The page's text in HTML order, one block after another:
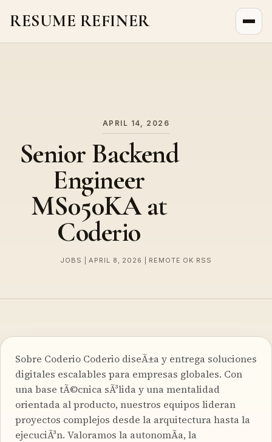
RESUME REFINER
APRIL 14, 2026
Senior Backend
Engineer
MS050KA at
Coderio
JOBS | APRIL 8, 2026 | REMOTE OK RSS
Sobre Coderio Coderio diseÃ±a y entrega soluciones
digitales escalables para empresas globales. Con
una base tÃ©cnica sÃ³lida y una mentalidad
orientada al producto, nuestros equipos lideran
proyectos complejos desde la arquitectura hasta la
ejecuciÃ³n. Valoramos la autonomÃ­a, la